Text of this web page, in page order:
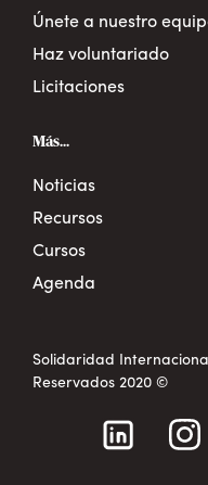
Únete a nuestro
Haz voluntariado
Licitaciones
Más...
Noticias
Recursos
Cursos
Agenda
Solidaridad
Reservados 2020 ©